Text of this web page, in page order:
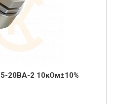
20ВА-2 10кОм±10%